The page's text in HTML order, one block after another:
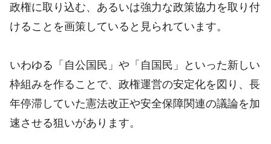
政権に取り込む、あるいは強力な政策協力を取り付
けることを画策していると見られています。
いわゆる「自公国民」や「自国民」といった新しい
枠組みを作ることで、政権運営の安定化を図り、長
年停滞していた憲法改正や安全保障関連の議論を加
速させる狙いがあります。